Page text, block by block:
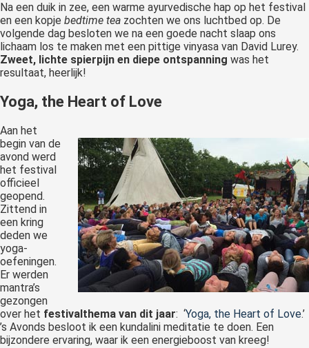
Na een duik in zee, een warme ayurvedische hap op het festival
en een kopje bedtime tea zochten we ons luchtbed op. De
volgende dag besloten we na een goede nacht slaap ons
lichaam los te maken met een pittige vinyasa van David Lurey.
Zweet, lichte spierpijn en diepe ontspanning was het
resultaat, heerlijk!
Yoga, the Heart of Love
Aan het
begin van de
avond werd
het festival
officieel
geopend.
Zittend in
een kring
deden we
yoga-
oefeningen.
Er werden
mantra’s
gezongen
over het festivalthema van dit jaar: ‘Yoga, the Heart of Love.’
’s Avonds besloot ik een kundalini meditatie te doen. Een
bijzondere ervaring, waar ik een energieboost van kreeg!